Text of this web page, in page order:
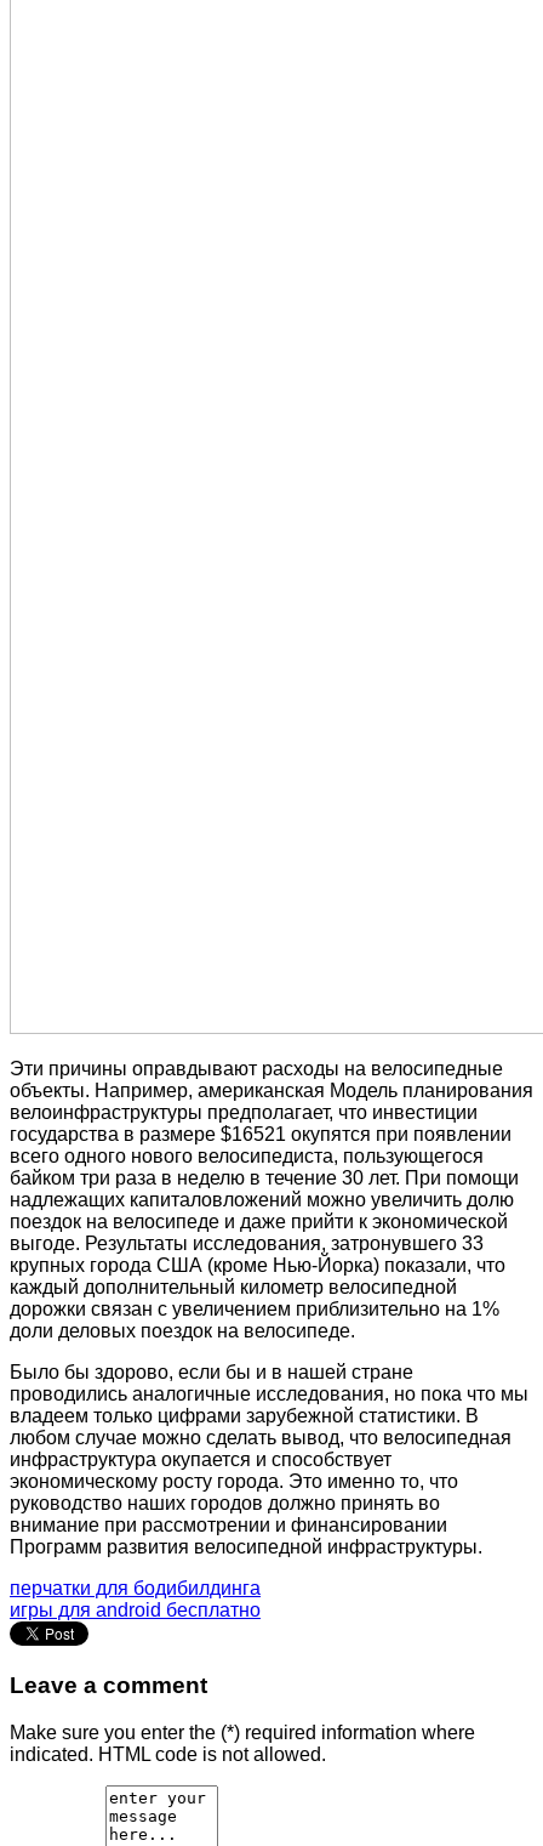
Эти причины оправдывают расходы на велосипедные
объекты. Например, американская Модель планирования
велоинфраструктуры предполагает, что инвестиции
государства в размере $16521 окупятся при появлении
всего одного нового велосипедиста, пользующегося
байком три раза в неделю в течение 30 лет. При помощи
надлежащих капиталовложений можно увеличить долю
поездок на велосипеде и даже прийти к экономической
выгоде. Результаты исследования, затронувшего 33
крупных города США (кроме Нью-Йорка) показали, что
каждый дополнительный километр велосипедной
дорожки связан с увеличением приблизительно на 1%
доли деловых поездок на велосипеде.
Было бы здорово, если бы и в нашей стране
проводились аналогичные исследования, но пока что мы
владеем только цифрами зарубежной статистики. В
любом случае можно сделать вывод, что велосипедная
инфраструктура окупается и способствует
экономическому росту города. Это именно то, что
руководство наших городов должно принять во
внимание при рассмотрении и финансировании
Программ развития велосипедной инфраструктуры.
перчатки для бодибилдинга
игры для android бесплатно
Leave a comment
Make sure you enter the (*) required information where
indicated. HTML code is not allowed.